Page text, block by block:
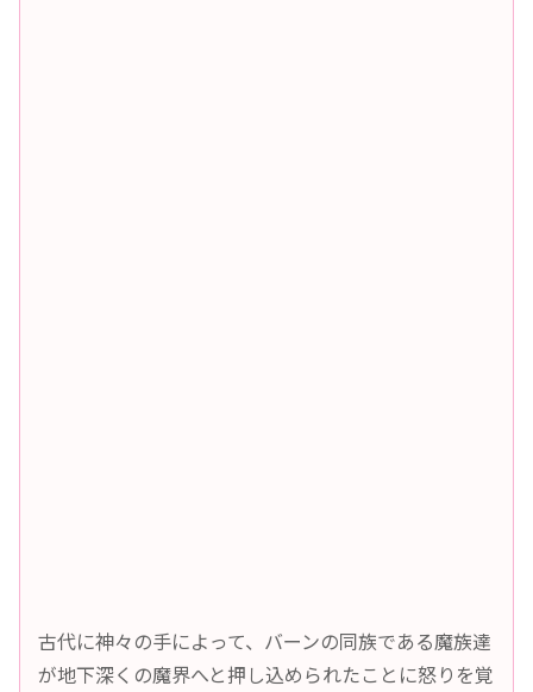
古代に神々の手によって、バーンの同族である魔族達
が地下深くの魔界へと押し込められたことに怒りを覚